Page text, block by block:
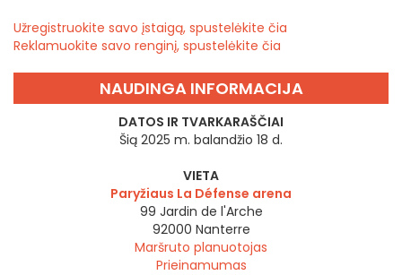
Užregistruokite savo įstaigą, spustelėkite čia
Reklamuokite savo renginį, spustelėkite čia
NAUDINGA INFORMACIJA
DATOS IR TVARKARAŠČIAI
Šią 2025 m. balandžio 18 d.
VIETA
Paryžiaus La Défense arena
99 Jardin de l'Arche
92000 Nanterre
Maršruto planuotojas
Prieinamumas